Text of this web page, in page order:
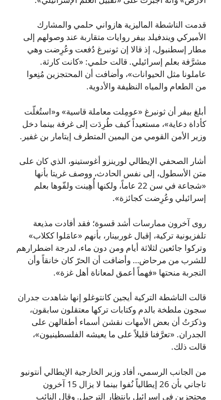
قدمت الناشطة الماليزية هازواني حلمي والمشارك
الأميركي ويندفيلد بيفر روايات متقاربة عند وصولهم إلى
مطار إسطنبول، إذ قالا إن ثونبرغ دُفعت وعُرِضت وهي
مشرَّفة بعلم إسرائيلي. قالت حلمي: «كانت كارثة.
عاملونا مثل الحيوانات»، وأضافت أن المحتجزين مُنِعوا
من الطعام والمياه النظيفة والأدوية.
أبلغ بيفر أن ثونبرغ «عومِلت معاملة قاسية» و«استُغلّت
كأداة دعاية»، مستعيداً كيف طُرِدَت إلى غرفة بينما دخل
وزير الأمن القومي من اليمين المتطرف إيتامار بن غفير.
أشار الصحفي الإيطالي لورينزو أغوستينو، الذي كان على
متن الأسطول، إلى نفس الحادث، ووصف غريتا بأنها
«شجاعة في سن 22 عاماً، ولكنها أُهِينت ولفّوها بعلم
إسرائيلي وعُرِضت كجائزة».
روى آخرون ممارسات أشد قسوة؛ فقد أفادت مذيعة
تلفزيونية تركية، إقبال غوربينار، بأنهم «عامَلوا ككلاب»
وتركوا جائعين لثلاثة أيام ومن دون ماء، لدرجة اضطرارهم
للشرب من مرحاض… وأضافت أن الحرّ كان خانقاً وأن
التجربة منحتها «فهماً أعمق لمعاناة أهل غزة».
قالت الناشطة التركية أيجين كانتوغلو إنها شاهدت جدران
سجون ملطخة بالدم وكتابات تركها معتقلون سابقون،
وذكرَتُ أن بعض الأمهات نقشن أسماء أطفالهن على
الجدران. «تعرَّفنا قليلاً على ما يعيشه الفلسطينيون»،
قالت ذلك.
من الجانب الرسمي، أفاد وزير الخارجية الإيطالي أنتونيو
تاجاني بأن 26 إيطالياً نُفوا بينما لا يزال 15 آخرون
محتجزين في إسرائيل بانتظار الترحيل. وقال النائب